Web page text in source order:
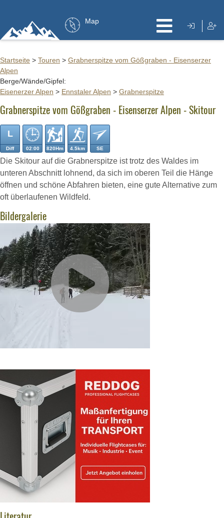
Map
Startseite > Touren > Grabnerspitze vom Gößgraben - Eisenserzer
Alpen
Berge/Wände/Gipfel:
Eisenerzer Alpen > Ennstaler Alpen > Grabnerspitze
Grabnerspitze vom Gößgraben - Eisenserzer Alpen - Skitour
L
Diff 02:00 820Hm 4.5km SE
Die Skitour auf die Grabnerspitze ist trotz des Waldes im
unteren Abschnitt lohnend, da sich im oberen Teil die Hänge
öffnen und schöne Abfahren bieten, eine gute Alternative zum
oft überlaufenen Wildfeld.
Bildergalerie